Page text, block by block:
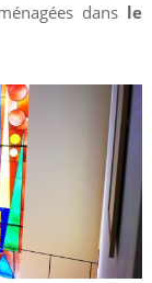
dans le